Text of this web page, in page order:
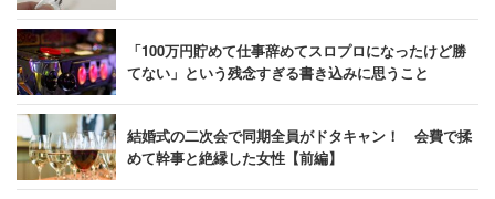
「100万円貯めて仕事辞めてスロプロになったけど勝
てない」という残念すぎる書き込みに思うこと
結婚式の二次会で同期全員がドタキャン！ 会費で揉
めて幹事と絶縁した女性【前編】